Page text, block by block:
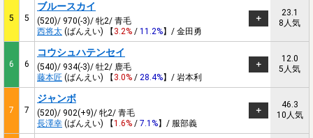
5 5
ブルースカイ
(520)/ 970(-3)/ 牝2/ 青毛
西将太 (ばんえい) 【 3.2% / 11.2%】/ 金田勇
23.1
8人気
6 6
コウシュハテンセイ
(540)/ 934(-3)/ 牡2/ 鹿毛
藤本匠 (ばんえい) 【 3.0% / 28.4%】/ 岩本利
12.0
5人気
7 7
ジャンボ
(520)/ 902(+9)/ 牝2/ 青毛
長澤幸 (ばんえい) 【1.6% / 7.1%】/ 服部義
46.3
10人気